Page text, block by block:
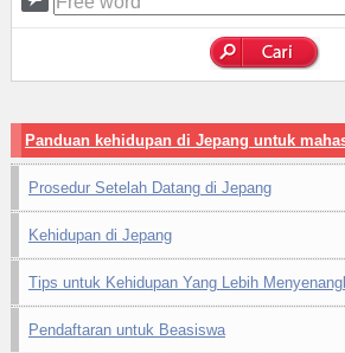
Panduan kehidupan di Jepang untuk
Prosedur Setelah Datang di Jepang
Kehidupan di Jepang
Tips untuk Kehidupan Yang Lebih
Pendaftaran untuk Beasiswa